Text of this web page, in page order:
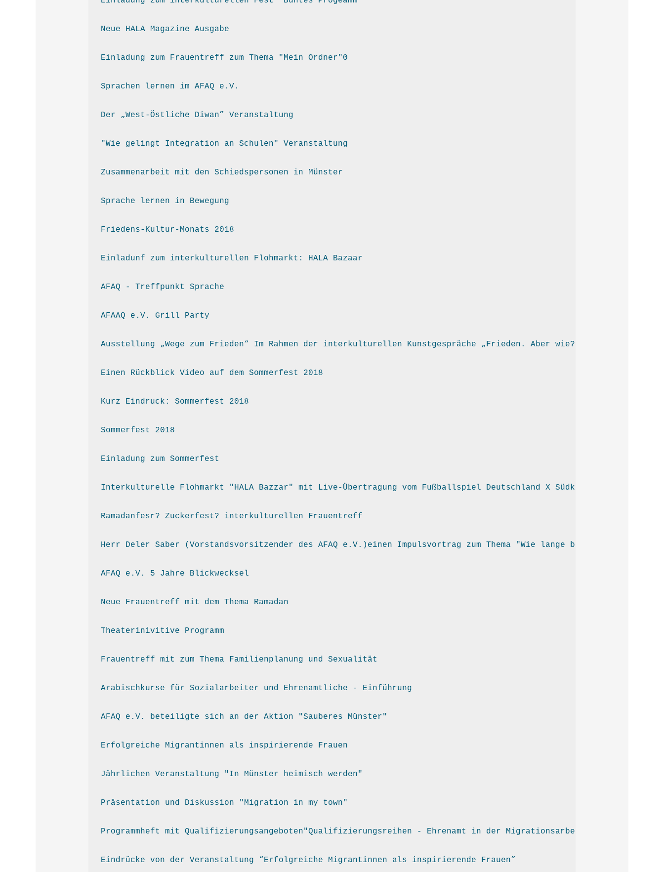
Neue HALA Magazine Ausgabe
Einladung zum Frauentreff zum Thema "Mein Ordner"0
Sprachen lernen im AFAQ e.V.
"Wie gelingt Integration an Schulen" Veranstaltung
Zusammenarbeit mit den Schiedspersonen in Münster
Sprache lernen in Bewegung
Friedens-Kultur-Monats 2018
Einladunf zum interkulturellen Flohmarkt: HALA Bazaar
AFAQ - Treffpunkt Sprache
AFAAQ e.V. Grill Party
Ausstellung „Wege zum Frieden“ Im Rahmen der interkulturellen Kunstgespräche „Frieden. Aber wie?“
Einen Rückblick Video auf dem Sommerfest 2018
Kurz Eindruck: Sommerfest 2018
Sommerfest 2018
Einladung zum Sommerfest
Interkulturelle Flohmarkt "HALA Bazzar" mit Live-Übertragung vom Fußballspiel Deutschland X Südkorea
Ramadanfesr? Zuckerfest? interkulturellen Frauentreff
Herr Deler Saber (Vorstandsvorsitzender des AFAQ e.V.)einen Impulsvortrag zum Thema "Wie lange bleibt ein
AFAQ e.V. 5 Jahre Blickwecksel
Neue Frauentreff mit dem Thema Ramadan
Theaterinivitive Programm
Frauentreff mit zum Thema Familienplanung und Sexualität
Arabischkurse für Sozialarbeiter und Ehrenamtliche - Einführung
AFAQ e.V. beteiligte sich an der Aktion "Sauberes Münster"
Erfolgreiche Migrantinnen als inspirierende Frauen
Jährlichen Veranstaltung "In Münster heimisch werden"
Präsentation und Diskussion "Migration in my town"
Programmheft mit Qualifizierungsangeboten"Qualifizierungsreihen - Ehrenamt in der Migrationsarbeit"
Eindrücke von der Veranstaltung “Erfolgreiche Migrantinnen als inspirierende Frauen”